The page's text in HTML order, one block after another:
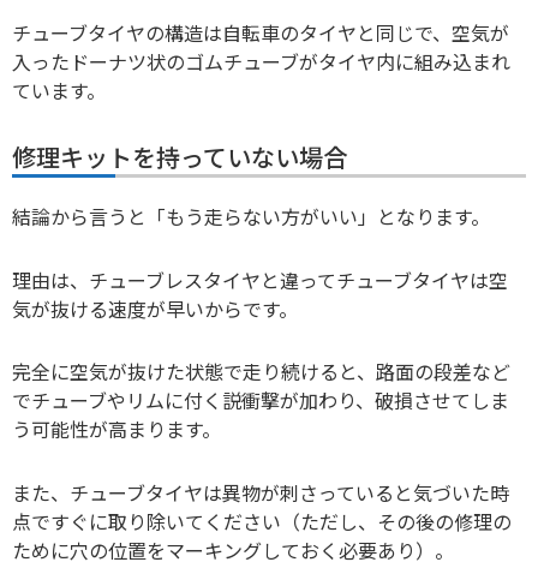
チューブタイヤの構造は自転車のタイヤと同じで、空気が
入ったドーナツ状のゴムチューブがタイヤ内に組み込まれ
ています。
修理キットを持っていない場合
結論から言うと「もう走らない方がいい」となります。
理由は、チューブレスタイヤと違ってチューブタイヤは空
気が抜ける速度が早いからです。
完全に空気が抜けた状態で走り続けると、路面の段差など
でチューブやリムに付く説衝撃が加わり、破損させてしま
う可能性が高まります。
また、チューブタイヤは異物が刺さっていると気づいた時
点ですぐに取り除いてください（ただし、その後の修理の
ために穴の位置をマーキングしておく必要あり）。